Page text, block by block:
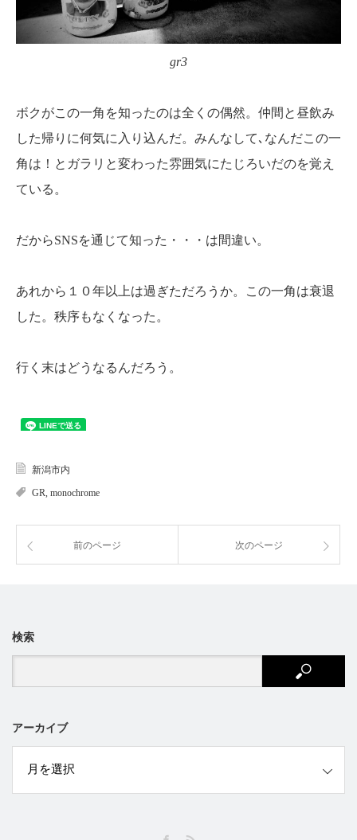
gr3
ボクがこの一角を知ったのは全くの偶然。仲間と昼飲み
した帰りに何気に入り込んだ。みんなして､なんだこの一
角は！とガラリと変わった雰囲気にたじろいだのを覚え
ている。
だからSNSを通じて知った・・・は間違い。
あれから１０年以上は過ぎただろうか。この一角は衰退
した。秩序もなくなった。
行く末はどうなるんだろう。
新潟市内
GR monochrome
前のページ 次のページ
検索
アーカイブ